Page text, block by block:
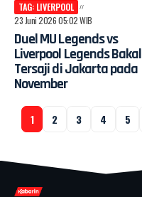
TAG: LIVERPOOL
23 Juni 2026 05:02 WIB
Duel MU Legends vs
Liverpool Legends Bakal
Tersaji di Jakarta pada
November
1 2 3 4 5